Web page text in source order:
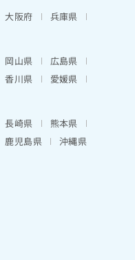
大阪府
兵庫県
岡山県
広島県
香川県
愛媛県
長崎県
熊本県
鹿児島県 沖縄県